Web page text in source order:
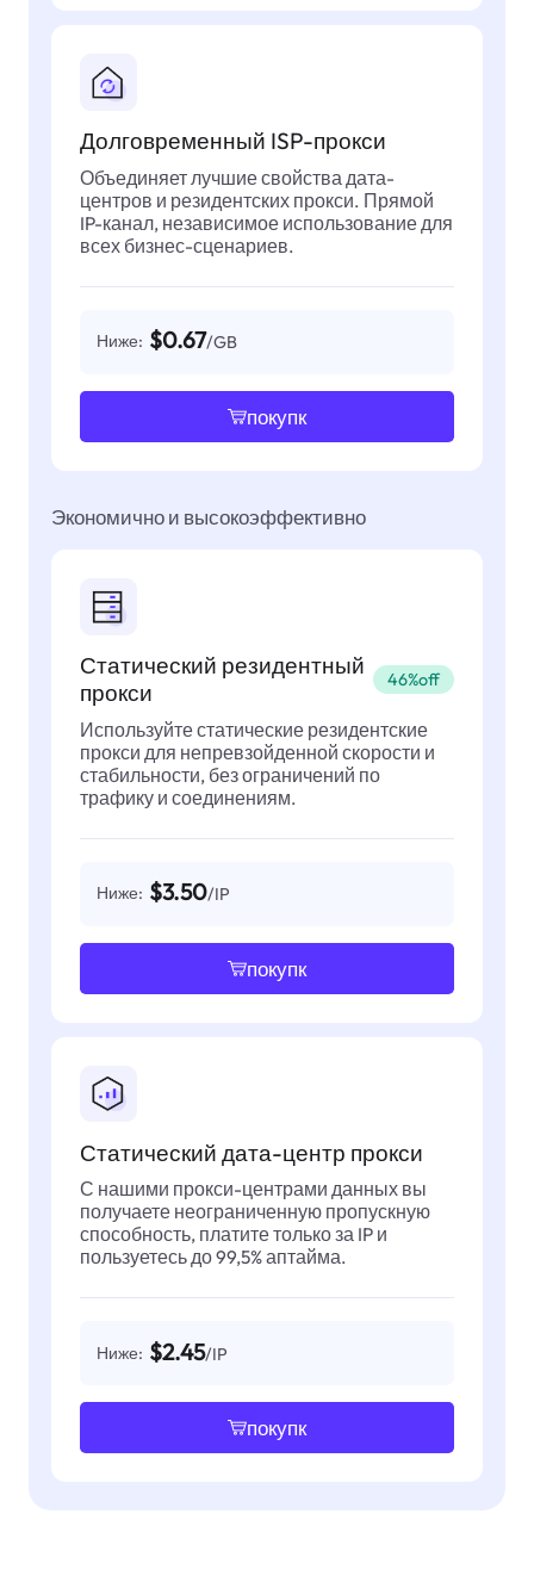
Долговременный ISP-прокси
Объединяет лучшие свойства дата-
центров и резидентских прокси. Прямой
IP-канал, независимое использование для
всех бизнес-сценариев.
Ниже: $0.67/GB
покупк
Экономично и высокоэффективно
Статический резидентный
прокси
46%off
Используйте статические резидентские
прокси для непревзойденной скорости и
стабильности, без ограничений по
трафику и соединениям.
Ниже: $3.50/IP
покупк
Статический дата-центр прокси
С нашими прокси-центрами данных вы
получаете неограниченную пропускную
способность, платите только за IP и
пользуетесь до 99,5% аптайма.
Ниже: $2.45/IP
покупк